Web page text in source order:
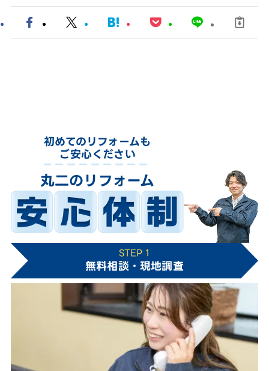
初めてのリフォームも
ご安心ください
丸二のリフォーム
STEP 1
無料相談・現地調査